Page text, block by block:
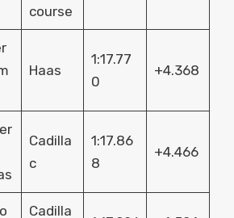
course
Haas
1:17.77
0
+4.368
Cadilla
c
1:17.86
8
+4.466
Cadilla